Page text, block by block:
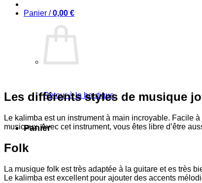
Panier /0,00 €
Retour à la boutique
Panier
Les différents styles de musique
Le kalimba est un instrument à main incroyable. Facile
musicaux. Avec cet instrument, vous êtes libre d’être
Folk
La musique folk est très adaptée à la guitare et es très
Le kalimba est excellent pour ajouter des accents